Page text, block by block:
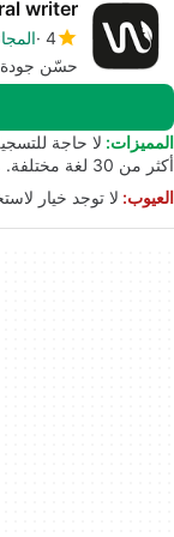
writer
4
حسّن جودة
المميزات:
أكثر من 30 لغة مختلفة. مجاني تمامًا بدون أي مستويات متميزة مخفية.
العيوب: لا توجد خيار